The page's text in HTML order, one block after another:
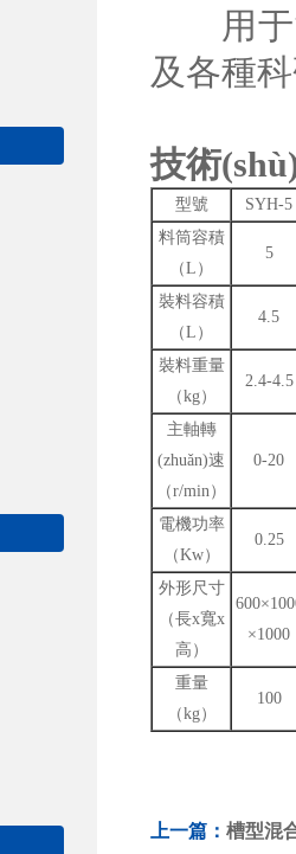
用于制藥
及各種科
技術
型號
SYH-5
料筒容積
（L）
5
裝料容積
（L）
4.5
裝料重量
（kg）
2.4-4.5
主軸轉
(zhuǎn)速
（r/min）
0-20
電機功率
（Kw）
0.25
外形尺寸
（長x寬x
高）
×1000
重量
（kg）
100
上一篇： 槽型混